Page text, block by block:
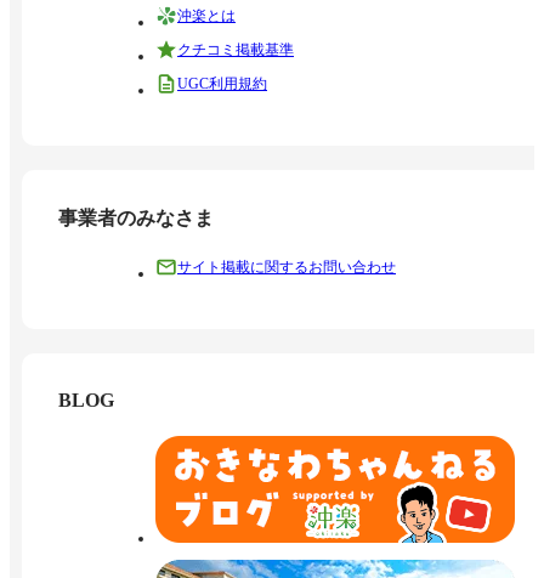
沖楽とは
クチコミ掲載基準
UGC利用規約
事業者のみなさま
サイト掲載に関するお問い合わせ
BLOG